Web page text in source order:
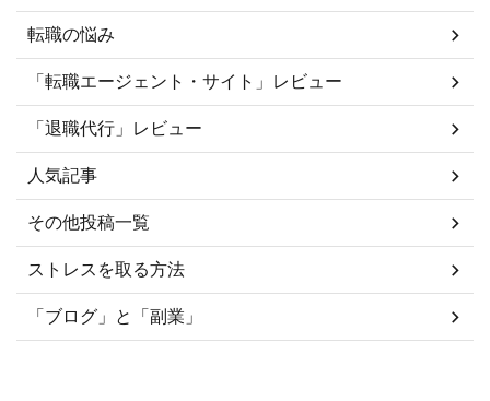
転職の悩み
「転職エージェント・サイト」レビュー
「退職代行」レビュー
人気記事
その他投稿一覧
ストレスを取る方法
「ブログ」と「副業」